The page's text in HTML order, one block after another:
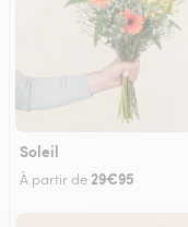
Soleil
À partir de 29€95